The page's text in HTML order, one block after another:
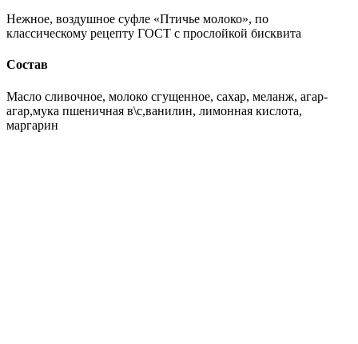
Нежное, воздушное суфле «Птичье молоко», по
классическому рецепту ГОСТ с прослойкой бисквита
Состав
Масло сливочное, молоко сгущенное, сахар, меланж, агар-
агар,мука пшеничная в\с,ванилин, лимонная кислота,
маргарин